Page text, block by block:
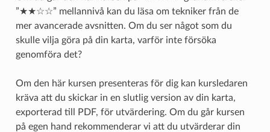
”★★☆☆” mellannivå kan du läsa om tekniker från de
mer avancerade avsnitten. Om du ser något som du
skulle vilja göra på din karta, varför inte försöka
genomföra det?
Om den här kursen presenteras för dig kan kursledaren
kräva att du skickar in en slutlig version av din karta,
exporterad till PDF, för utvärdering. Om du går kursen
på egen hand rekommenderar vi att du utvärderar din